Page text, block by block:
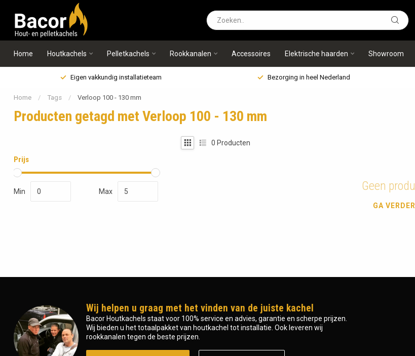
Home Houtkachels Pelletkachels Rookkanalen Accessoires Elektrische haarden Showroom
Eigen vakkundig installatieteam Bezorging in heel Nederland
Home / Tags / Verloop 100 - 130 mm
Producten getagd met Verloop 100 - 130 mm
Prijs
Min Max
0 Producten
Geen
GA
Wij helpen u graag met het vinden van de juiste kachel
Bacor Houtkachels staat voor 100% service en advies, garantie en scherpe prijzen.
Wij bieden u het totaalpakket van houtkachel tot installatie. Ook leveren wij
rookkanalen tegen de beste prijzen.